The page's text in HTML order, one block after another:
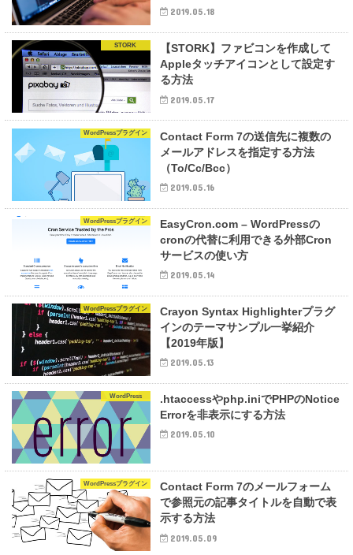
2019.05.18
STORK
【STORK】ファビコンを作成して
Appleタッチアイコンとして設定す
る方法
2019.05.17
WordPressプラグイン
Contact Form 7の送信先に複数の
メールアドレスを指定する方法
（To/Cc/Bcc）
2019.05.16
WordPressプラグイン
EasyCron.com – WordPressの
cronの代替に利用できる外部Cron
サービスの使い方
2019.05.14
WordPressプラグイン
Crayon Syntax Highlighterプラグ
インのテーマサンプル一挙紹介
【2019年版】
2019.05.13
WordPress
.htaccessやphp.iniでPHPのNotice
Errorを非表示にする方法
2019.05.10
WordPressプラグイン
Contact Form 7のメールフォーム
で参照元の記事タイトルを自動で表
示する方法
2019.05.09